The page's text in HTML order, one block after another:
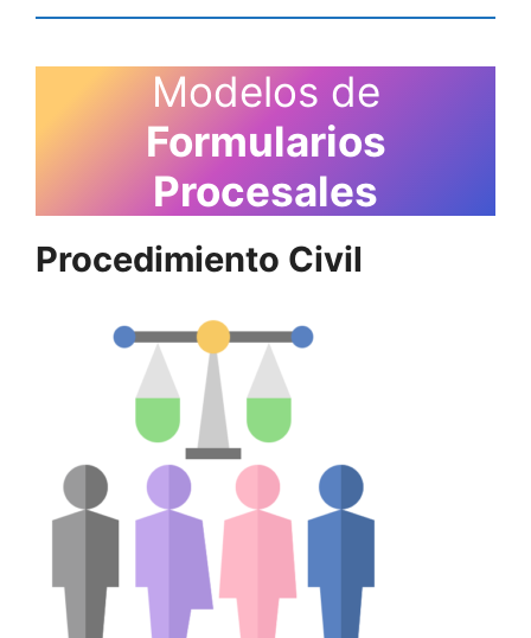
Modelos de
Formularios
Procesales
Procedimiento Civil